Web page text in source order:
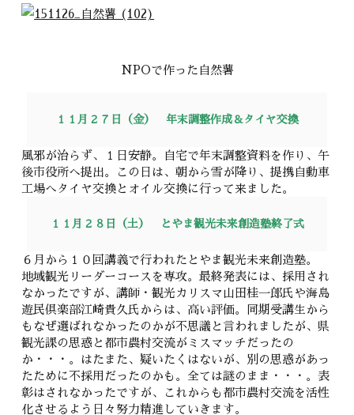
NPOで作った自然薯
１１月２７日（金） 年末調整作成＆タイヤ交換
風邪が治らず、１日安静。自宅で年末調整資料を作り、午
後市役所へ提出。この日は、朝から雪が降り、提携自動車
工場へタイヤ交換とオイル交換に行って来ました。
１１月２８日（土） とやま観光未来創造塾終了式
６月から１０回講義で行われたとやま観光未来創造塾。
地域観光リーダーコースを専攻。最終発表には、採用され
なかったですが、講師・観光カリスマ山田桂一郎氏や海島
遊民倶楽部江崎貴久氏からは、高い評価。同期受講生から
もなぜ選ばれなかったのかが不思議と言われましたが、県
観光課の思惑と都市農村交流がミスマッチだったの
か・・・。はたまた、疑いたくはないが、別の思惑があっ
たために不採用だったのかも。全ては謎のまま・・・。表
彰はされなかったですが、これからも都市農村交流を活性
化させるよう日々努力精進していきます。